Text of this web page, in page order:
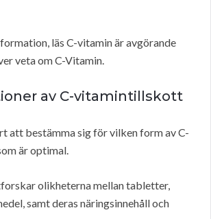
läs C-vitamin är avgörande
veta om C-Vitamin.
av C-vitamintillskott
att bestämma sig för vilken form av C-
är optimal.
olikheterna mellan tabletter,
samt deras näringsinnehåll och